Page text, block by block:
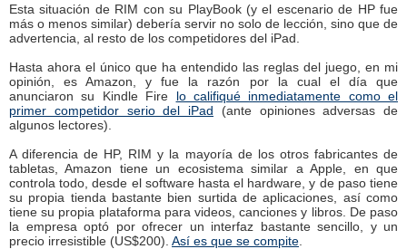
Esta situación de RIM con su PlayBook (y el escenario de HP fue
más o menos similar) debería servir no solo de lección, sino que de
advertencia, al resto de los competidores del iPad.
Hasta ahora el único que ha entendido las reglas del juego, en mi
opinión, es Amazon, y fue la razón por la cual el día que
anunciaron su Kindle Fire lo califiqué inmediatamente como el
primer competidor serio del iPad (ante opiniones adversas de
algunos lectores).
A diferencia de HP, RIM y la mayoría de los otros fabricantes de
tabletas, Amazon tiene un ecosistema similar a Apple, en que
controla todo, desde el software hasta el hardware, y de paso tiene
su propia tienda bastante bien surtida de aplicaciones, así como
tiene su propia plataforma para videos, canciones y libros. De paso
la empresa optó por ofrecer un interfaz bastante sencillo, y un
precio irresistible (US$200). Así es que se compite